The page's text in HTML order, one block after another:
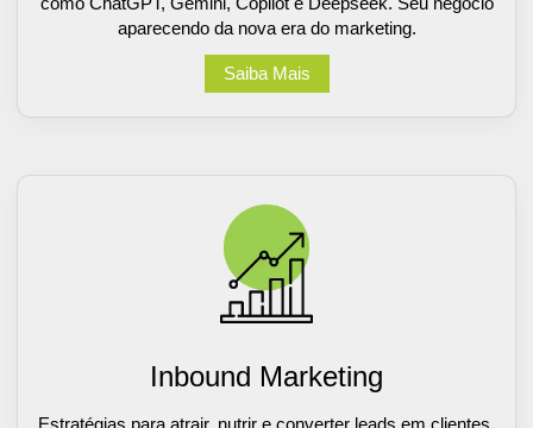
aparecendo da nova era do marketing.
Saiba Mais
Inbound Marketing
Estratégias para atrair, nutrir e converter leads em clientes.